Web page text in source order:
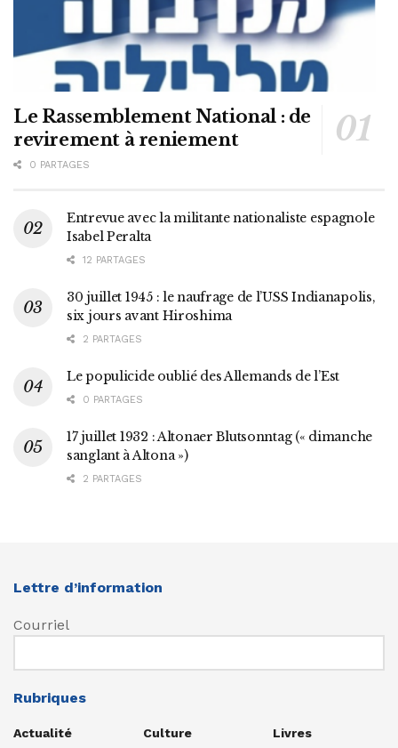
Le Rassemblement National : de
revirement à reniement
0 PARTAGES
Entrevue avec la militante nationaliste espagnole
Isabel Peralta
12 PARTAGES
30 juillet 1945 : le naufrage de l’USS Indianapolis,
six jours avant Hiroshima
2 PARTAGES
Le populicide oublié des Allemands de l’Est
0 PARTAGES
17 juillet 1932 : Altonaer Blutsonntag (« dimanche
sanglant à Altona »)
2 PARTAGES
Lettre d’information
Courriel
Rubriques
Actualité
Culture
Livres